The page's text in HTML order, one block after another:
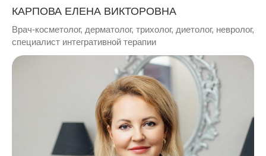
КАРПОВА ЕЛЕНА ВИКТОРОВНА
Врач-косметолог, дерматолог, трихолог, диетолог, невролог,
специалист интегративной терапии